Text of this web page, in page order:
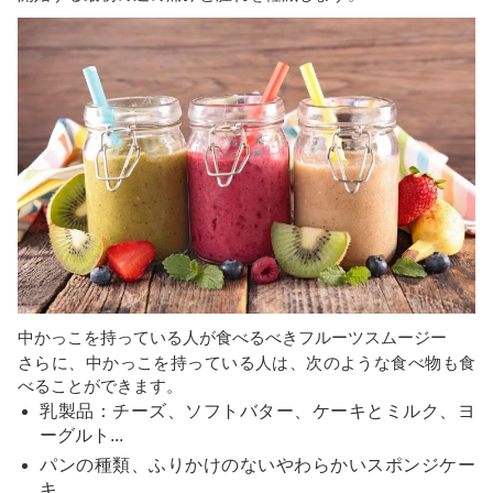
中かっこを持っている人が食べるべきフルーツスムージー
さらに、中かっこを持っている人は、次のような食べ物も食
べることができます。
乳製品：チーズ、ソフトバター、ケーキとミルク、ヨ
ーグルト...
パンの種類、ふりかけのないやわらかいスポンジケー